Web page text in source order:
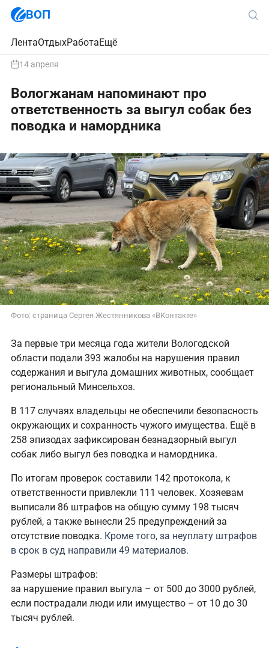
ВОП
ЛентаОтдыхРаботаЕщё
14 апреля
Вологжанам напоминают про
ответственность за выгул собак без
поводка и намордника
Фото: страница Сергея Жестянникова «ВКонтакте»‎
За первые три месяца года жители Вологодской
области подали 393 жалобы на нарушения правил
содержания и выгула домашних животных, сообщает
региональный Минсельхоз.
В 117 случаях владельцы не обеспечили безопасность
окружающих и сохранность чужого имущества. Ещё в
258 эпизодах зафиксирован безнадзорный выгул
собак либо выгул без поводка и намордника.
По итогам проверок составили 142 протокола, к
ответственности привлекли 111 человек. Хозяевам
выписали 86 штрафов на общую сумму 198 тысяч
рублей, а также вынесли 25 предупреждений за
отсутствие поводка. Кроме того, за неуплату штрафов
в срок в суд направили 49 материалов.
Размеры штрафов:
за нарушение правил выгула – от 500 до 3000 рублей,
если пострадали люди или имущество – от 10 до 30
тысяч рублей.